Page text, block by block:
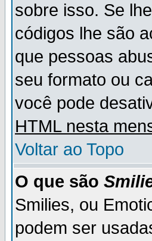
sobre isso. Se
códigos lhe são
que pessoas
seu formato ou
você pode
HTML nesta
Voltar ao Topo
O que são
Smilies, ou
podem ser